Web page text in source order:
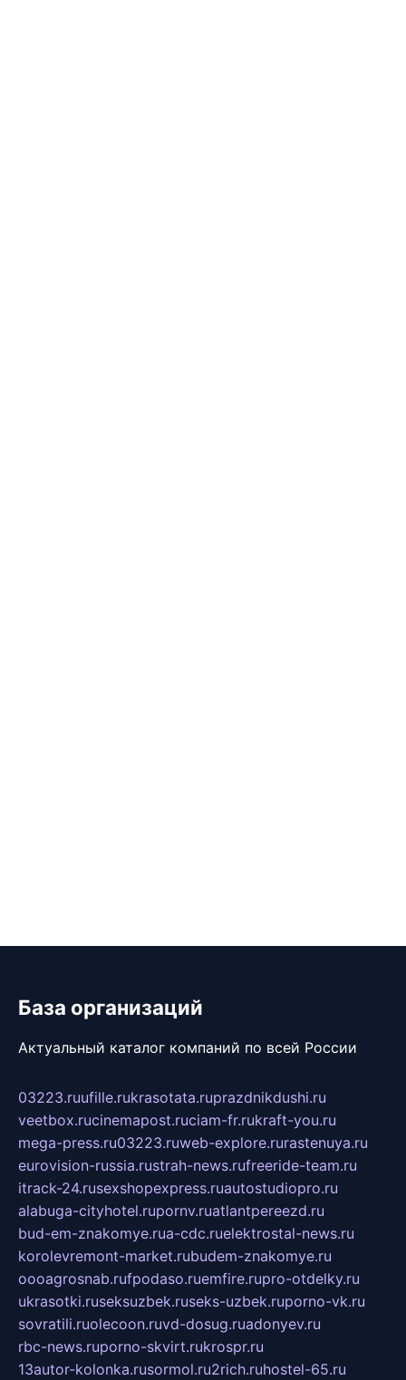
База организаций
Актуальный каталог компаний по всей России
03223.ruufille.rukrasotata.ruprazdnikdushi.ru
veetbox.rucinemapost.ruciam-fr.rukraft-you.ru
mega-press.ru03223.ruweb-explore.rurastenuya.ru
eurovision-russia.rustrah-news.rufreeride-team.ru
itrack-24.rusexshopexpress.ruautostudiopro.ru
alabuga-cityhotel.rupornv.ruatlantpereezd.ru
bud-em-znakomye.rua-cdc.ruelektrostal-news.ru
korolevremont-market.rubudem-znakomye.ru
oooagrosnab.rufpodaso.ruemfire.rupro-otdelky.ru
ukrasotki.ruseksuzbek.ruseks-uzbek.ruporno-vk.ru
sovratili.ruolecoon.ruvd-dosug.ruadonyev.ru
rbc-news.ruporno-skvirt.rukrospr.ru
13autor-kolonka.rusormol.ru2rich.ruhostel-65.ru